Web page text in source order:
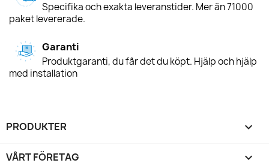
Specifika och exakta leveranstider. Mer än 71000
paket levererade.
Garanti
Produktgaranti, du får det du köpt. Hjälp och hjälp
med installation
PRODUKTER 
VÅRT FÖRETAG 